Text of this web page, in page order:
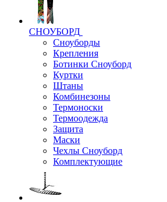
СНОУБОРД
Сноуборды
Крепления
Ботинки Сноуборд
Куртки
Штаны
Комбинезоны
Термоноски
Термоодежда
Защита
Маски
Чехлы Сноуборд
Комплектующие